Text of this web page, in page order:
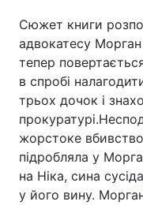
Сюжет книги
адвокатесу Морган
тепер
в спробі
трьох дочок і
жорстоке
підробляла у
на Ніка, сина
у його вину.